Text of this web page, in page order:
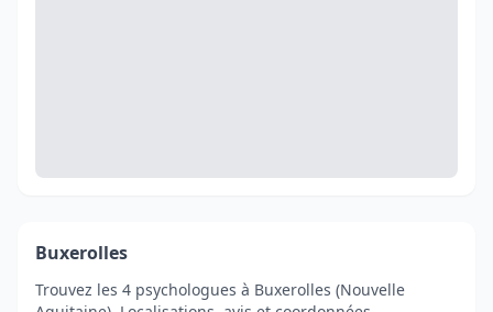
Buxerolles
Trouvez les 4 psychologues à Buxerolles (Nouvelle